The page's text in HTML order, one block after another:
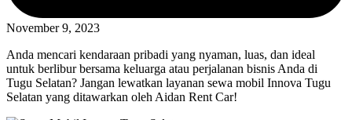
November 9, 2023
Anda mencari kendaraan pribadi yang nyaman, luas, dan ideal
untuk berlibur bersama keluarga atau perjalanan bisnis Anda di
Tugu Selatan? Jangan lewatkan layanan sewa mobil Innova Tugu
Selatan yang ditawarkan oleh Aidan Rent Car!